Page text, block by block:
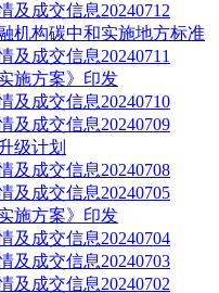
及成交信息20240712
机构碳中和实施地方标准
及成交信息20240711
施方案》印发
及成交信息20240710
及成交信息20240709
级计划
及成交信息20240708
及成交信息20240705
施方案》印发
及成交信息20240704
及成交信息20240703
及成交信息20240702